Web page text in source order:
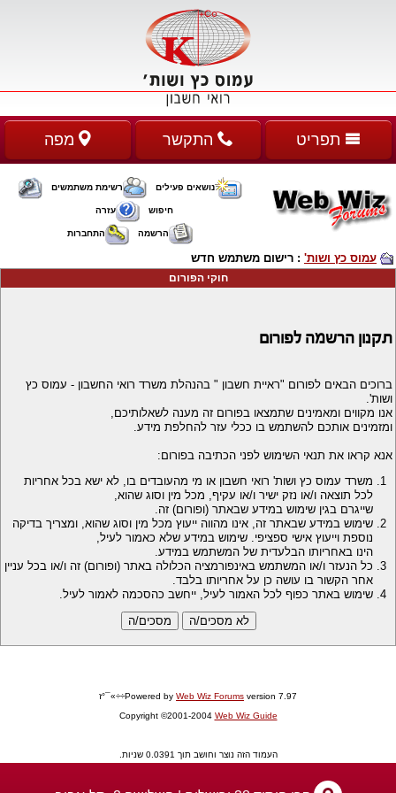
תפריט התקשר מפה
נושאים פעילים רשימת משתמשים
חיפוש עזרה
הרשמה התחברות
עמוס כץ ושות' : רישום משתמש חדש
חוקי הפורום
תקנון הרשמה לפורום
ברוכים הבאים לפורום "ראיית חשבון " בהנהלת משרד רואי החשבון - עמוס כץ
ושות'.
אנו מקווים ומאמינים שתמצאו בפורום זה מענה לשאלותיכם,
ומזמינים אותכם להשתמש בו ככלי עזר להחלפת מידע.
אנא קראו את תנאי השימוש לפני הכתיבה בפורום:
משרד עמוס כץ ושות' רואי חשבון או מי מהעובדים בו, לא ישא בכל אחריות
לכל תוצאה ו/או נזק ישיר ו/או עקיף, מכל מין וסוג שהוא,
שייגרם בגין שימוש במידע שבאתר (ופורום) זה.
שימוש במידע שבאתר זה, אינו מהווה ייעוץ מכל מין וסוג שהוא, ומצריך בדיקה
נוספת וייעוץ אישי ספציפי. שימוש במידע שלא כאמור לעיל,
הינו באחריותו הבלעדית של המשתמש במידע.
כל הנעזר ו/או המשתמש באינפורמציה הכלולה באתר (ופורום) זה ו/או בכל עניין
אחר הקשור בו עושה כן על אחריותו בלבד.
שימוש באתר כפוף לכל האמור לעיל, ייחשב כהסכמה לאמור לעיל.
Powered by Web Wiz Forums version 7.97÷÷»¯°ז
Copyright ©2001-2004 Web Wiz Guide
העמוד הזה נוצר וחושב תוך 0.0391 שניות.